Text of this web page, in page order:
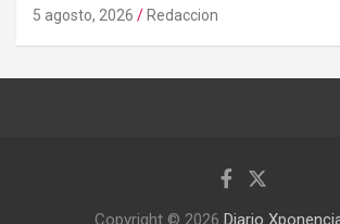
5 agosto, 2026 Redaccion
Copyright © 2026 Diario